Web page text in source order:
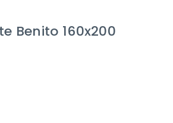
Benito 160x200